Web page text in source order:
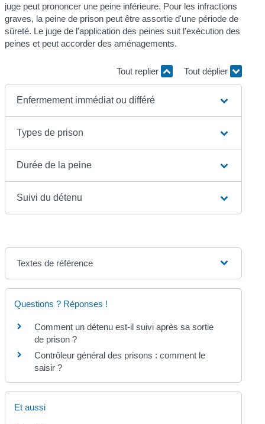
juge peut prononcer une peine inférieure. Pour les infractions
graves, la peine de prison peut être assortie d'une période de
sûreté. Le juge de l'application des peines suit l'exécution des
peines et peut accorder des aménagements.
Tout replier Tout déplier
Enfermement immédiat ou différé
Types de prison
Durée de la peine
Suivi du détenu
Textes de référence
Questions ? Réponses !
Comment un détenu est-il suivi après sa sortie
de prison ?
Contrôleur général des prisons : comment le
saisir ?
Et aussi